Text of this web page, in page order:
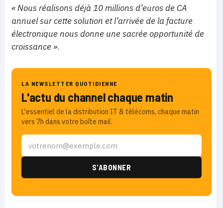
« Nous réalisons déjà 10 millions d’euros de CA
annuel sur cette solution et l’arrivée de la facture
électronique nous donne une sacrée opportunité de
croissance ».
LA NEWSLETTER QUOTIDIENNE
L'actu du channel chaque matin
L'essentiel de la distribution IT & télécoms, chaque matin
vers 7h dans votre boîte mail.